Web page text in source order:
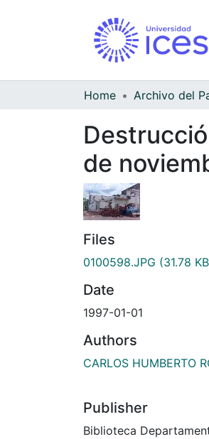
Home
de
Files
0100598.JPG (31.78
Date
1997-01-01
Authors
CARLOS HUMBERTO
Publisher
Biblioteca